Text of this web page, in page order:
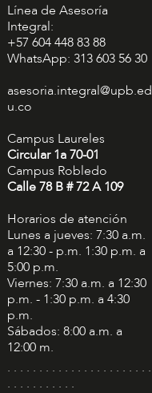
Línea de Asesoría
Integral:
+57 604 448 83 88
WhatsApp: 313 603 56 30
asesoria.integral@upb.ed
u.co
Campus Laureles
Circular 1a 70-01
Campus Robledo
Calle 78 B # 72 A 109
Horarios de atención
Lunes a jueves: 7:30 a.m.
a 12:30 - p.m. 1:30 p.m. a
5:00 p.m.
Viernes: 7:30 a.m. a 12:30
p.m. - 1:30 p.m. a 4:30
p.m.
Sábados: 8:00 a.m. a
12:00 m.
. . . . . . . . . . . . . . . . . . . . . . .
. . . . . . . . . . .